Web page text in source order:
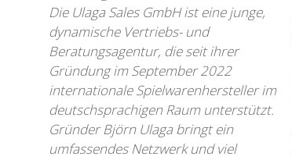
Die Ulaga Sales GmbH ist eine junge,
dynamische Vertriebs- und
Beratungsagentur, die seit ihrer
Gründung im September 2022
internationale Spielwarenhersteller im
deutschsprachigen Raum unterstützt.
Gründer Björn Ulaga bringt ein
umfassendes Netzwerk und viel